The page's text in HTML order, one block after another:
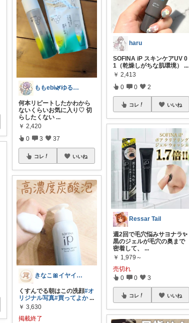
ももebi🌿ゆるっと心地よく暮らす
何本リピートしたかわから
ないくらいお気に入り♡ 切
らしたくない ...
￥ 2,420
0 3 37
コレ いいね
きなこ🎀イヤイヤ期育児中
くすんでる朝はこの洗顔 ​#オ
リジナル写真#買ってよか ...
￥ 3,630
掲載終了
haru
SOFINA iP スキンケアUV 0
1（乾燥しがちな肌環境）
...
￥ 2,413
0 0 2
コレ いいね
Ressar Tail
週2回で毛穴悩みサヨナラ✨
黒のジェルが毛穴の奥まで
密着して、
...
￥ 1,979～
売切れ
0 0 3
コレ いいね